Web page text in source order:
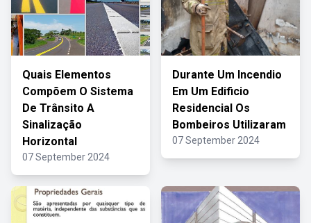
Quais Elementos
Compõem O Sistema
De Trânsito A
Sinalização
Horizontal
07 September 2024
Durante Um Incendio
Em Um Edificio
Residencial Os
Bombeiros Utilizaram
07 September 2024